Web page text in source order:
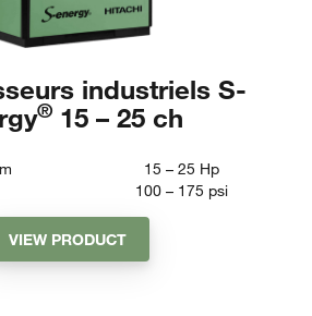
industriels S-
® 15 – 25 ch
15 – 25 Hp
100 – 175 psi
VIEW PRODUCT